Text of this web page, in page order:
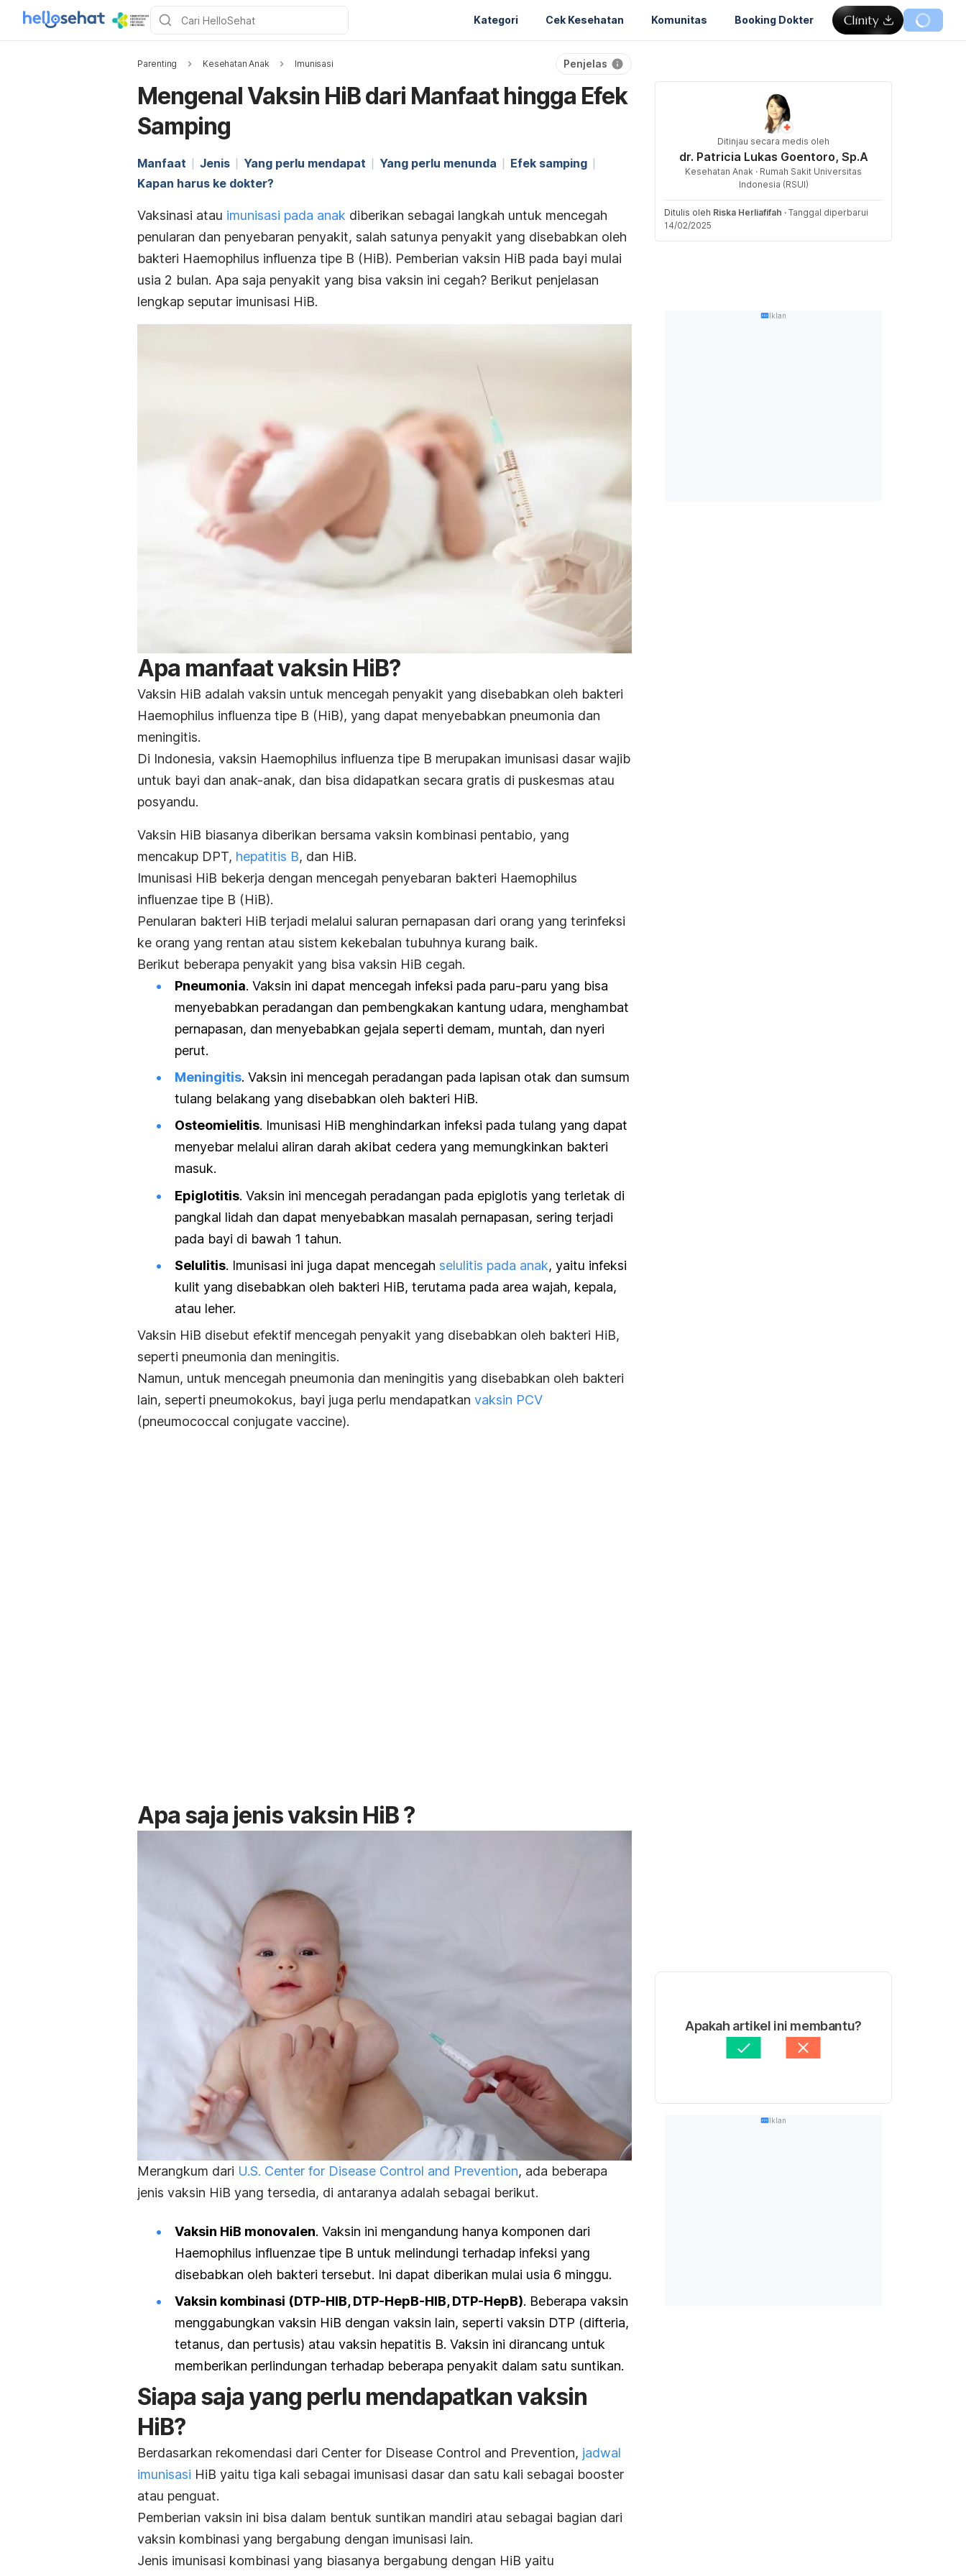
Kategori Cek Kesehatan Komunitas Booking Dokter
Parenting Kesehatan Anak Imunisasi Penjelas
Mengenal Vaksin HiB dari Manfaat hingga Efek
Samping
Manfaat Jenis Yang perlu mendapat Yang perlu menunda
Efek samping
Kapan harus ke dokter?
Vaksinasi atau imunisasi pada anak diberikan sebagai langkah untuk mencegah
penularan dan penyebaran penyakit, salah satunya penyakit yang disebabkan oleh
bakteri Haemophilus influenza tipe B (HiB). Pemberian vaksin HiB pada bayi mulai
usia 2 bulan. Apa saja penyakit yang bisa vaksin ini cegah? Berikut penjelasan
lengkap seputar imunisasi HiB.
Apa manfaat vaksin HiB?
Vaksin HiB adalah vaksin untuk mencegah penyakit yang disebabkan oleh bakteri
Haemophilus influenza tipe B (HiB), yang dapat menyebabkan pneumonia dan
meningitis.
Di Indonesia, vaksin Haemophilus influenza tipe B merupakan imunisasi dasar wajib
untuk bayi dan anak-anak, dan bisa didapatkan secara gratis di puskesmas atau
posyandu.
Vaksin HiB biasanya diberikan bersama vaksin kombinasi pentabio, yang
mencakup DPT, hepatitis B, dan HiB.
Imunisasi HiB bekerja dengan mencegah penyebaran bakteri Haemophilus
influenzae tipe B (HiB).
Penularan bakteri HiB terjadi melalui saluran pernapasan dari orang yang terinfeksi
ke orang yang rentan atau sistem kekebalan tubuhnya kurang baik.
Berikut beberapa penyakit yang bisa vaksin HiB cegah.
Pneumonia. Vaksin ini dapat mencegah infeksi pada paru-paru yang bisa
menyebabkan peradangan dan pembengkakan kantung udara, menghambat
pernapasan, dan menyebabkan gejala seperti demam, muntah, dan nyeri
perut.
Meningitis. Vaksin ini mencegah peradangan pada lapisan otak dan sumsum
tulang belakang yang disebabkan oleh bakteri HiB.
Osteomielitis. Imunisasi HiB menghindarkan infeksi pada tulang yang dapat
menyebar melalui aliran darah akibat cedera yang memungkinkan bakteri
masuk.
Epiglotitis. Vaksin ini mencegah peradangan pada epiglotis yang terletak di
pangkal lidah dan dapat menyebabkan masalah pernapasan, sering terjadi
pada bayi di bawah 1 tahun.
Selulitis. Imunisasi ini juga dapat mencegah selulitis pada anak, yaitu infeksi
kulit yang disebabkan oleh bakteri HiB, terutama pada area wajah, kepala,
atau leher.
Vaksin HiB disebut efektif mencegah penyakit yang disebabkan oleh bakteri HiB,
seperti pneumonia dan meningitis.
Namun, untuk mencegah pneumonia dan meningitis yang disebabkan oleh bakteri
lain, seperti pneumokokus, bayi juga perlu mendapatkan vaksin PCV
(pneumococcal conjugate vaccine).
Apa saja jenis vaksin HiB ?
Merangkum dari U.S. Center for Disease Control and Prevention, ada beberapa
jenis vaksin HiB yang tersedia, di antaranya adalah sebagai berikut.
Vaksin HiB monovalen. Vaksin ini mengandung hanya komponen dari
Haemophilus influenzae tipe B untuk melindungi terhadap infeksi yang
disebabkan oleh bakteri tersebut. Ini dapat diberikan mulai usia 6 minggu.
Vaksin kombinasi (DTP-HIB, DTP-HepB-HIB, DTP-HepB). Beberapa vaksin
menggabungkan vaksin HiB dengan vaksin lain, seperti vaksin DTP (difteria,
tetanus, dan pertusis) atau vaksin hepatitis B. Vaksin ini dirancang untuk
memberikan perlindungan terhadap beberapa penyakit dalam satu suntikan.
Siapa saja yang perlu mendapatkan vaksin
HiB?
Berdasarkan rekomendasi dari Center for Disease Control and Prevention, jadwal
imunisasi HiB yaitu tiga kali sebagai imunisasi dasar dan satu kali sebagai booster
atau penguat.
Pemberian vaksin ini bisa dalam bentuk suntikan mandiri atau sebagai bagian dari
vaksin kombinasi yang bergabung dengan imunisasi lain.
Jenis imunisasi kombinasi yang biasanya bergabung dengan HiB yaitu
Ditinjau secara medis oleh
dr. Patricia Lukas Goentoro, Sp.A
Kesehatan Anak · Rumah Sakit Universitas
Indonesia (RSUI)
Ditulis oleh Riska Herliafifah · Tanggal diperbarui
14/02/2025
Iklan
Apakah artikel ini membantu?
Iklan